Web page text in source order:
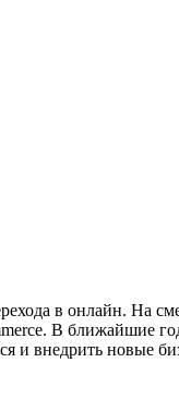
в онлайн.
В ближайшие
и внедрить новые